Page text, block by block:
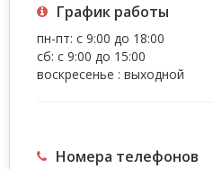
График работы
пн-пт: с 9:00 до 18:00
сб: с 9:00 до 15:00
воскресенье : выходной
Номера телефонов